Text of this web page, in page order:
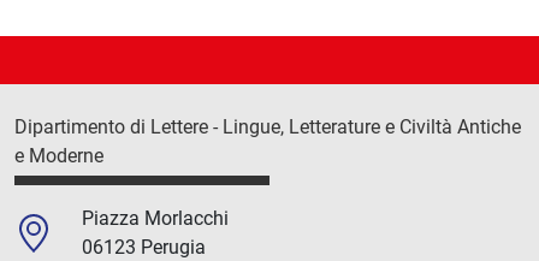
Dipartimento di Lettere - Lingue, Letterature e Civiltà Antiche
e Moderne
Piazza Morlacchi
06123 Perugia